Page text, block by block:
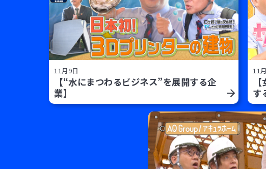
11月9日
【“水にまつわるビジネス”を展開する企
業】
11
す